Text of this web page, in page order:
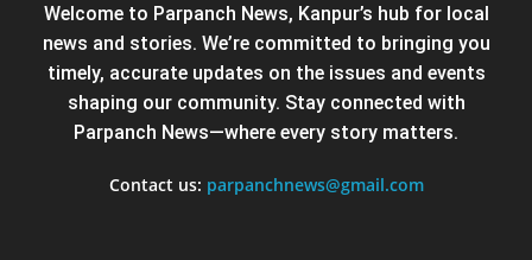
Welcome to Parpanch News, Kanpur’s hub for local
news and stories. We’re committed to bringing you
timely, accurate updates on the issues and events
shaping our community. Stay connected with
Parpanch News—where every story matters.
Contact us: parpanchnews@gmail.com